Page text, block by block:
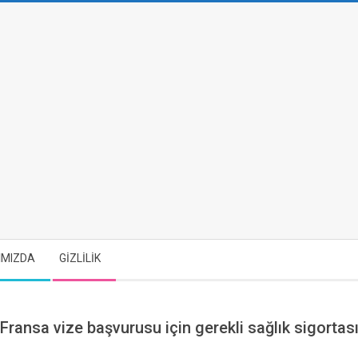
GİZLİLİK
Fransa vize başvurusu için gerekli sağlık sigortası